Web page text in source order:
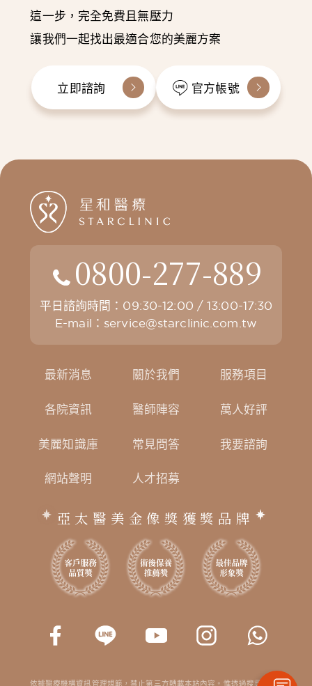
這一步，完全免費且無壓力
讓我們一起找出最適合您的美麗方案
立即諮詢 官方帳號
0800-277-889
平日諮詢時間：09:30-12:00 / 13:00-17:30
E-mail： service@starclinic.com.tw
最新消息 關於我們 服務項目
各院資訊 醫師陣容 萬人好評
美麗知識庫 常見問答 我要諮詢
網站聲明 人才招募
亞太醫美金像獎獲獎品牌
依據醫療機構資訊管理規範，禁止第三方轉載本站內容。惟透過搜尋